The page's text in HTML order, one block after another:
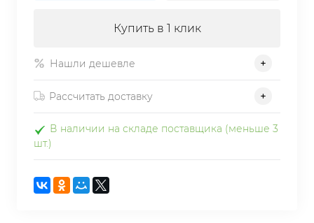
Купить в 1 клик
Нашли дешевле
Рассчитать доставку
В наличии на складе поставщика (меньше 3
шт.)